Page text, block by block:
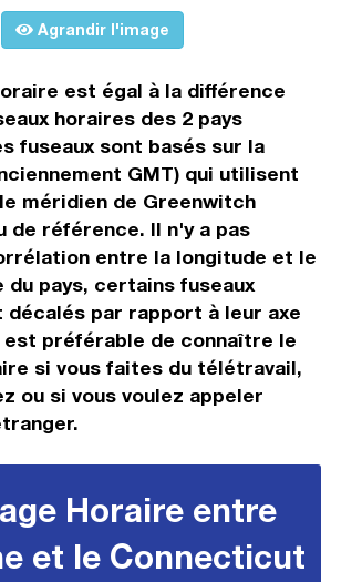
Agrandir l'image
est égal à la différence
horaires des 2 pays
fuseaux sont basés sur la
GMT) qui utilisent
méridien de Greenwitch
de référence. Il n'y a pas
entre la longitude et le
du pays, certains fuseaux
par rapport à leur axe
est préférable de connaître le
si vous faites du télétravail,
ou si vous voulez appeler
Horaire entre
et le Connecticut